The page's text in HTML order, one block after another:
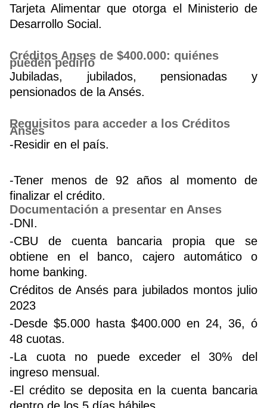
Tarjeta Alimentar que otorga el Ministerio de
Desarrollo Social.
Créditos Anses de $400.000: quiénes
pueden pedirlo
Jubiladas, jubilados, pensionadas y
pensionados de la Ansés.
Requisitos para acceder a los Créditos
Ansés
-Residir en el país.
-Tener menos de 92 años al momento de
finalizar el crédito.
Documentación a presentar en Anses
-DNI.
-CBU de cuenta bancaria propia que se
obtiene en el banco, cajero automático o
home banking.
Créditos de Ansés para jubilados montos julio
2023
-Desde $5.000 hasta $400.000 en 24, 36, ó
48 cuotas.
-La cuota no puede exceder el 30% del
ingreso mensual.
-El crédito se deposita en la cuenta bancaria